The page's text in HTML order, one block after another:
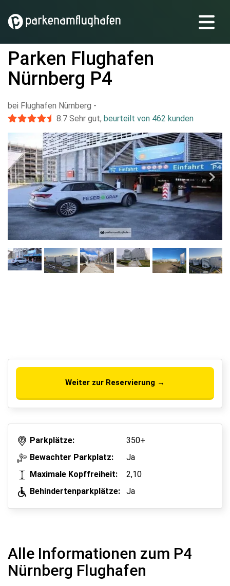
Parken Flughafen
Nürnberg P4
bei Flughafen Nürnberg -
8.7 Sehr gut, beurteilt von 462 kunden
Weiter zur Reservierung →
Parkplätze:
350+
Bewachter Parkplatz:
Ja
Maximale Kopffreiheit:
2,10
Behindertenparkplätze:
Ja
Alle Informationen zum P4
Nürnberg Flughafen